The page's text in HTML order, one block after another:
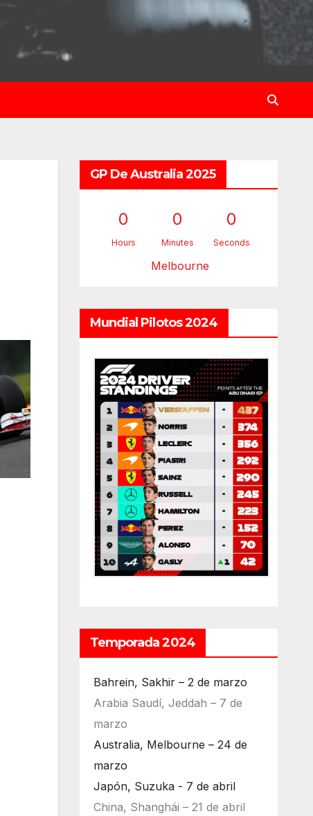
GP De Australia 2025
0
Hours
0
Minutes
0
Seconds
Melbourne
Mundial Pilotos 2024
Temporada 2024
Bahrein, Sakhir – 2 de marzo
Arabia Saudí, Jeddah – 7 de
marzo
Australia, Melbourne – 24 de
marzo
Japón, Suzuka - 7 de abril
China, Shanghái – 21 de abril